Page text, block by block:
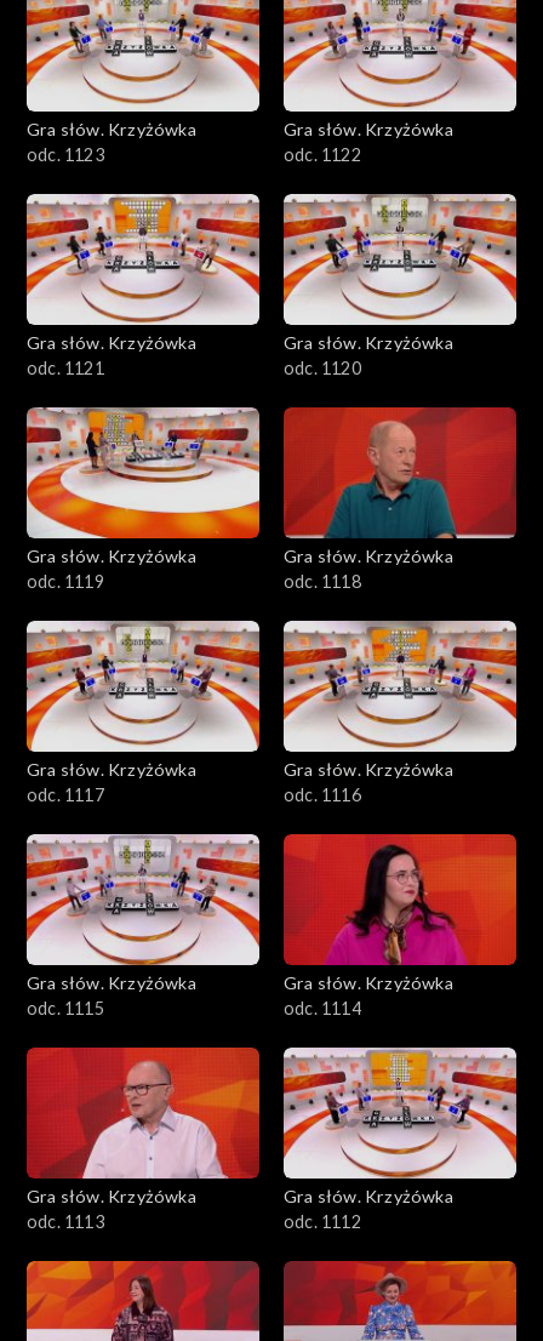
Gra słów. Krzyżówka
odc. 1123
Gra słów. Krzyżówka
odc. 1122
Gra słów. Krzyżówka
odc. 1121
Gra słów. Krzyżówka
odc. 1120
Gra słów. Krzyżówka
odc. 1119
Gra słów. Krzyżówka
odc. 1118
Gra słów. Krzyżówka
odc. 1117
Gra słów. Krzyżówka
odc. 1116
Gra słów. Krzyżówka
odc. 1115
Gra słów. Krzyżówka
odc. 1114
Gra słów. Krzyżówka
odc. 1113
Gra słów. Krzyżówka
odc. 1112